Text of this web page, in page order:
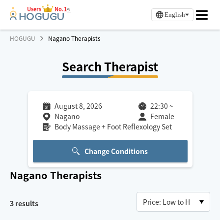
Users No.1※
English
HOGUGU Nagano Therapists
Search Therapist
August 8, 2026 22:30 ~
Nagano
Female
Body Massage + Foot Reflexology Set
Change Conditions
Nagano Therapists
3 results